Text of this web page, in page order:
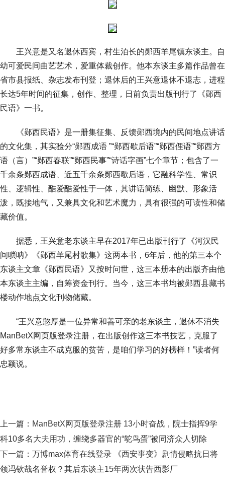
王兴意是又名退休西宾，村生泊长的郧西羊尾镇东谈主。自
幼可爱民间曲艺艺术，爱重体裁创作。他本东谈主多篇作品曾在
省市县报纸、杂志发布刊登；退休后的王兴意退休不退志，进程
长达5年时间的征集，创作、整理，日前负责出版刊行了《郧西
民语》一书。
《郧西民语》是一册集征集、反馈郧西境内的民间地点讲话
的文化集，其实验分“郧西成语 ”“郧西歇后语”“郧西俚语”“郧西方
语（言）”“郧西春联”“郧西民事”“诗话字画”七个章节；包含了一
千余条郧西成语、近五千余条郧西歇后语，它融科学性、常识
性、逻辑性、酷爱酷爱性于一体，其讲话简练、幽默、形象活
泼，既接地气，又兼具文化和艺术魔力，具有很强的可读性和储
藏价值。
据悉，王兴意老东谈主早在2017年已出版刊行了《河汉民
间唢呐》《郧西羊尾村歌集》这两本书，6年后，他的第三本个
东谈主文章《郧西民语》又按时问世，这三本册本的出版齐由他
本东谈主主编，自筹资金刊行。当今，这三本书均被郧西县藏书
楼动作地点文化刊物储藏。
“王兴意憨厚是一位异常和善可亲的老东谈主，退休不消失
ManBetX网页版登录注册，在出版创作这三本书技艺，克服了
好多常东谈主不成克服的贫苦，是咱们学习的好榜样！”读者何
忠颖说。
上一篇： ManBetX网页版登录注册 13小时奋战，院士指挥9学
科10多名大夫用功，缠绕多器官的“鸵鸟蛋”被同济众人切除
下一篇： 万博max体育在线登录 《西安事变》剧情侵略抗日将
领冯钦哉名誉权？其后东谈主15年两次状告西影厂